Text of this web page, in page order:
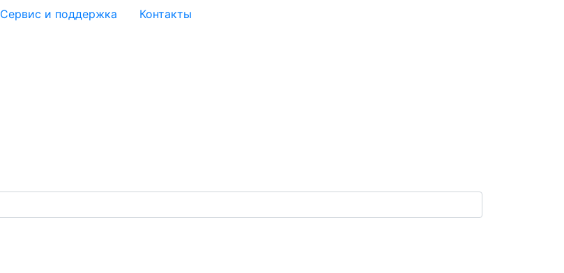
Сервис и поддержка Контакты